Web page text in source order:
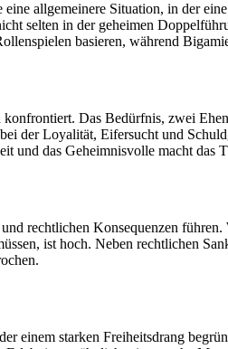
allgemeinere Situation, in der
selten in der geheimen
basieren, während
Das Bedürfnis, zwei
der Loyalität, Eifersucht und
und das Geheimnisvolle macht das
rechtlichen Konsequenzen
ist hoch. Neben rechtlichen
einem starken Freiheitsdrang